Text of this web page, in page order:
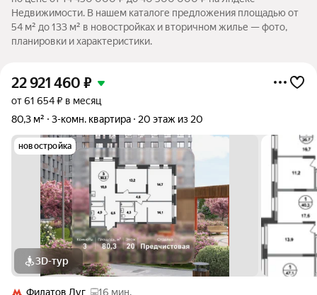
Недвижимости. В нашем каталоге предложения площадью от
54 м² до 133 м² в новостройках и вторичном жилье — фото,
планировки и характеристики.
22 921 460 ₽
от 61 654 ₽ в месяц
80,3 м²
3-комн. квартира 20 этаж из 20
новостройка
3D-тур
Филатов Луг
16 мин.